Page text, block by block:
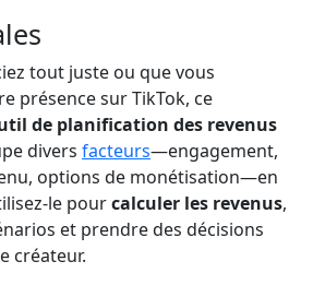
tout juste ou que vous
présence sur TikTok, ce
de planification des revenus
divers facteurs—engagement,
options de monétisation—en
le pourcalculer les revenus,
et prendre des décisions
créateur.